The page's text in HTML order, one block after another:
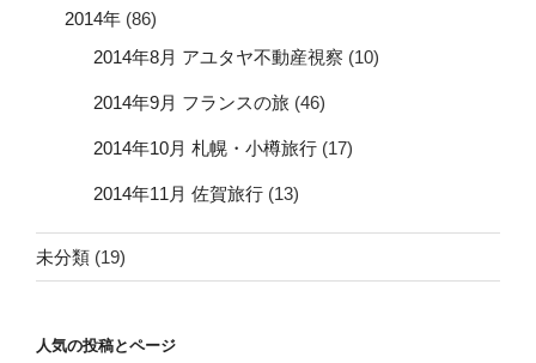
2014年 (86)
2014年8月 アユタヤ不動産視察 (10)
2014年9月 フランスの旅 (46)
2014年10月 札幌・小樽旅行 (17)
2014年11月 佐賀旅行 (13)
未分類 (19)
人気の投稿とページ